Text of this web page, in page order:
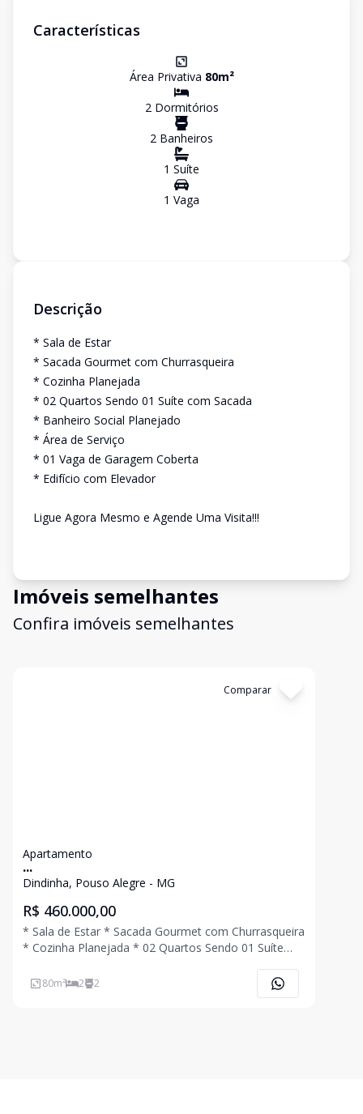
Características
Área Privativa 80m²
2Dormitórios
2 Banheiros
1 Suíte
1 Vaga
Descrição
* Sala de Estar
* Sacada Gourmet com Churrasqueira
* Cozinha Planejada
* 02 Quartos Sendo 01 Suíte com Sacada
* Banheiro Social Planejado
* Área de Serviço
* 01 Vaga de Garagem Coberta
* Edifício com Elevador
Ligue Agora Mesmo e Agende Uma Visita!!!
Imóveis semelhantes
Confira imóveis semelhantes
Comparar
Apartamento
...
Dindinha, Pouso Alegre - MG
R$ 460.000,00
* Sala de Estar * Sacada Gourmet com Churrasqueira
* Cozinha Planejada * 02 Quartos Sendo 01 Suíte
Serviço * 01 Vaga de Garagem Coberta * Edifício
com Elevador Ligue Agora Mesmo e Agende Uma Vi
80m² 2 2